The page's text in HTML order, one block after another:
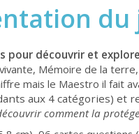
du
pour découvrir et
Mémoire de la
mais le Maestro il fait
aux 4 catégories) et
comment la